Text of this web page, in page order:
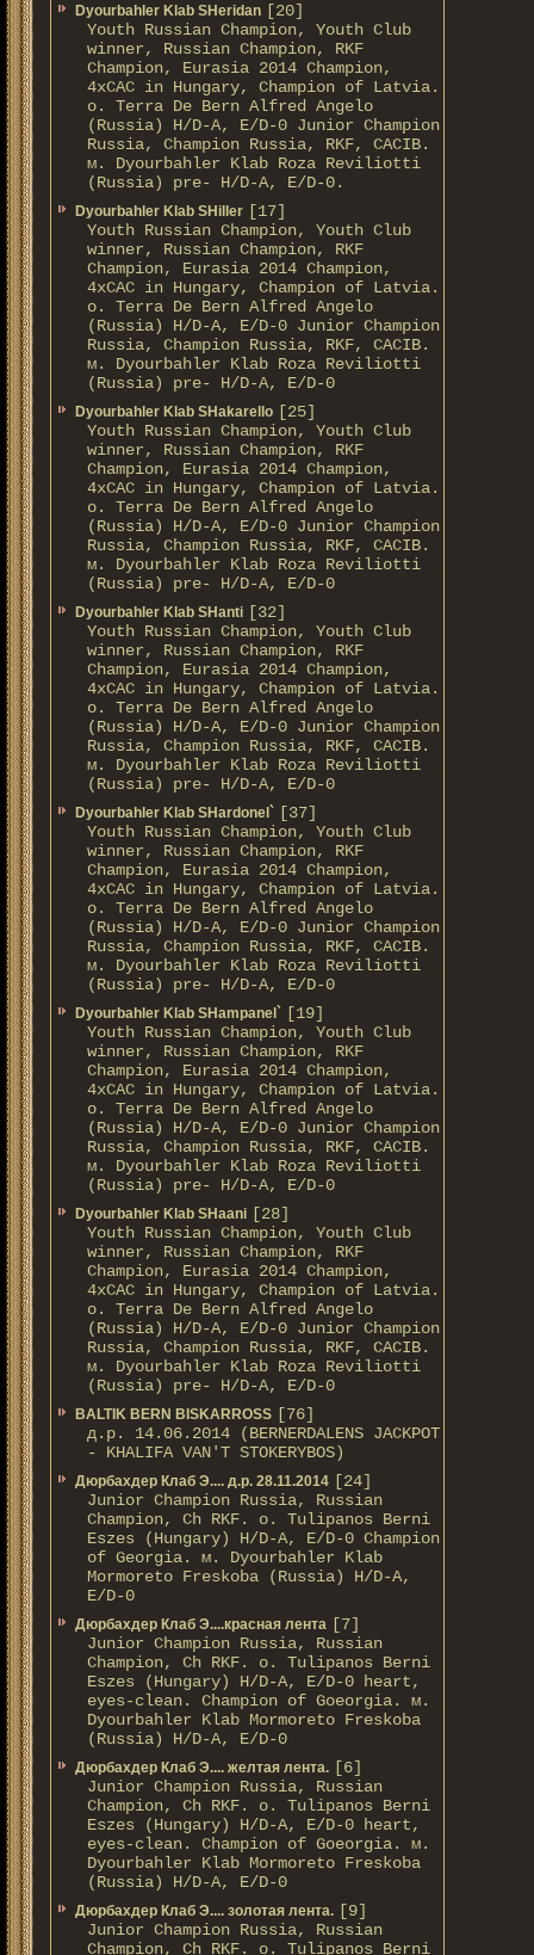
Dyourbahler Klab SHeridan [20]
Youth Russian Champion, Youth Club
winner, Russian Champion, RKF
Champion, Eurasia 2014 Champion,
4xCAC in Hungary, Champion of Latvia.
о. Terra De Bern Alfred Angelo
(Russia) H/D-A, E/D-0 Junior Champion
Russia, Champion Russia, RKF, CACIB.
м. Dyourbahler Klab Roza Reviliotti
(Russia) pre- H/D-A, E/D-0.
Dyourbahler Klab SHiller [17]
Youth Russian Champion, Youth Club
winner, Russian Champion, RKF
Champion, Eurasia 2014 Champion,
4xCAC in Hungary, Champion of Latvia.
о. Terra De Bern Alfred Angelo
(Russia) H/D-A, E/D-0 Junior Champion
Russia, Champion Russia, RKF, CACIB.
м. Dyourbahler Klab Roza Reviliotti
(Russia) pre- H/D-A, E/D-0
Dyourbahler Klab SHakarello [25]
Youth Russian Champion, Youth Club
winner, Russian Champion, RKF
Champion, Eurasia 2014 Champion,
4xCAC in Hungary, Champion of Latvia.
о. Terra De Bern Alfred Angelo
(Russia) H/D-A, E/D-0 Junior Champion
Russia, Champion Russia, RKF, CACIB.
м. Dyourbahler Klab Roza Reviliotti
(Russia) pre- H/D-A, E/D-0
Dyourbahler Klab SHanti [32]
Youth Russian Champion, Youth Club
winner, Russian Champion, RKF
Champion, Eurasia 2014 Champion,
4xCAC in Hungary, Champion of Latvia.
о. Terra De Bern Alfred Angelo
(Russia) H/D-A, E/D-0 Junior Champion
Russia, Champion Russia, RKF, CACIB.
м. Dyourbahler Klab Roza Reviliotti
(Russia) pre- H/D-A, E/D-0
Dyourbahler Klab SHardonel` [37]
Youth Russian Champion, Youth Club
winner, Russian Champion, RKF
Champion, Eurasia 2014 Champion,
4xCAC in Hungary, Champion of Latvia.
о. Terra De Bern Alfred Angelo
(Russia) H/D-A, E/D-0 Junior Champion
Russia, Champion Russia, RKF, CACIB.
м. Dyourbahler Klab Roza Reviliotti
(Russia) pre- H/D-A, E/D-0
Dyourbahler Klab SHampanel` [19]
Youth Russian Champion, Youth Club
winner, Russian Champion, RKF
Champion, Eurasia 2014 Champion,
4xCAC in Hungary, Champion of Latvia.
о. Terra De Bern Alfred Angelo
(Russia) H/D-A, E/D-0 Junior Champion
Russia, Champion Russia, RKF, CACIB.
м. Dyourbahler Klab Roza Reviliotti
(Russia) pre- H/D-A, E/D-0
Dyourbahler Klab SHaani [28]
Youth Russian Champion, Youth Club
winner, Russian Champion, RKF
Champion, Eurasia 2014 Champion,
4xCAC in Hungary, Champion of Latvia.
о. Terra De Bern Alfred Angelo
(Russia) H/D-A, E/D-0 Junior Champion
Russia, Champion Russia, RKF, CACIB.
м. Dyourbahler Klab Roza Reviliotti
(Russia) pre- H/D-A, E/D-0
BALTIK BERN BISKARROSS [76]
д.р. 14.06.2014 (BERNERDALENS JACKPOT
- KHALIFA VAN'T STOKERYBOS)
Дюрбахдер Клаб Э.... д.р. 28.11.2014 [24]
Junior Champion Russia, Russian
Champion, Ch RKF. о. Tulipanos Berni
Eszes (Hungary) H/D-A, E/D-0 Champion
of Georgia. м. Dyourbahler Klab
Mormoreto Freskoba (Russia) H/D-A,
E/D-0
Дюрбахдер Клаб Э....красная лента [7]
Junior Champion Russia, Russian
Champion, Ch RKF. о. Tulipanos Berni
Eszes (Hungary) H/D-A, E/D-0 heart,
eyes-clean. Champion of Gоeorgia. м.
Dyourbahler Klab Mormoreto Freskoba
(Russia) H/D-А, E/D-0
Дюрбахдер Клаб Э.... желтая лента. [6]
Junior Champion Russia, Russian
Champion, Ch RKF. о. Tulipanos Berni
Eszes (Hungary) H/D-A, E/D-0 heart,
eyes-clean. Champion of Gоeorgia. м.
Dyourbahler Klab Mormoreto Freskoba
(Russia) H/D-А, E/D-0
Дюрбахдер Клаб Э.... золотая лента. [9]
Junior Champion Russia, Russian
Champion, Ch RKF. о. Tulipanos Berni